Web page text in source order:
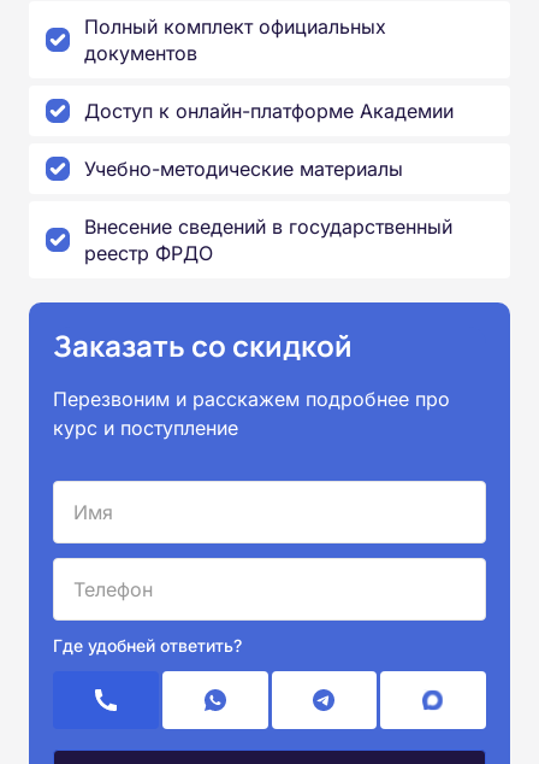
Полный комплект официальных
документов
Доступ к онлайн-платформе Академии
Учебно-методические материалы
Внесение сведений в государственный
реестр ФРДО
Заказать со скидкой
Перезвоним и расскажем подробнее про
курс и поступление
Где удобней ответить?